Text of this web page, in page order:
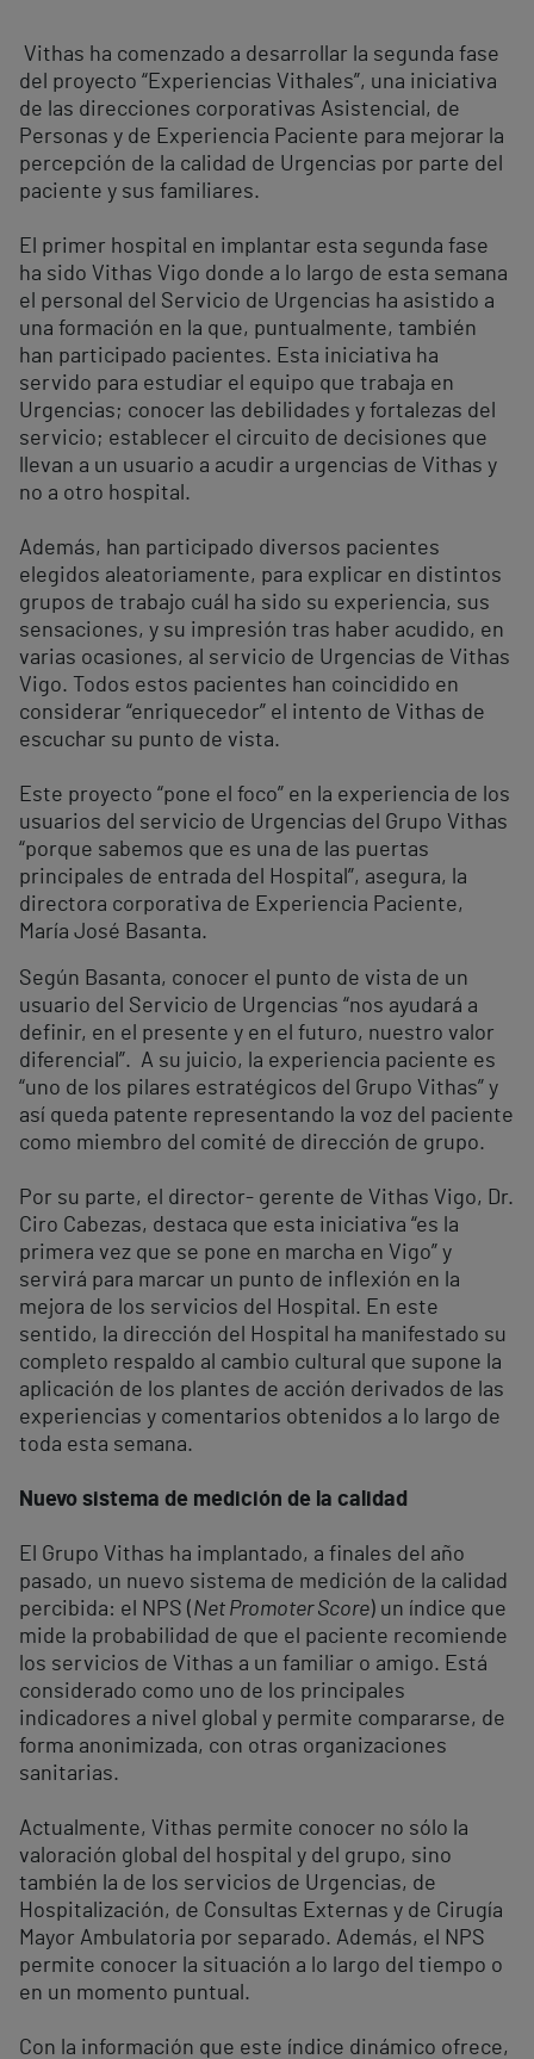
Vithas ha comenzado a desarrollar la segunda fase
del proyecto “Experiencias Vithales”, una iniciativa
de las direcciones corporativas Asistencial, de
Personas y de Experiencia Paciente para mejorar la
percepción de la calidad de Urgencias por parte del
paciente y sus familiares.
El primer hospital en implantar esta segunda fase
ha sido Vithas Vigo donde a lo largo de esta semana
el personal del Servicio de Urgencias ha asistido a
una formación en la que, puntualmente, también
han participado pacientes. Esta iniciativa ha
servido para estudiar el equipo que trabaja en
Urgencias; conocer las debilidades y fortalezas del
servicio; establecer el circuito de decisiones que
llevan a un usuario a acudir a urgencias de Vithas y
no a otro hospital.
Además, han participado diversos pacientes
elegidos aleatoriamente, para explicar en distintos
grupos de trabajo cuál ha sido su experiencia, sus
sensaciones, y su impresión tras haber acudido, en
varias ocasiones, al servicio de Urgencias de Vithas
Vigo. Todos estos pacientes han coincidido en
considerar “enriquecedor” el intento de Vithas de
escuchar su punto de vista.
Este proyecto “pone el foco” en la experiencia de los
usuarios del servicio de Urgencias del Grupo Vithas
“porque sabemos que es una de las puertas
principales de entrada del Hospital”, asegura, la
directora corporativa de Experiencia Paciente,
María José Basanta.
Según Basanta, conocer el punto de vista de un
usuario del Servicio de Urgencias “nos ayudará a
definir, en el presente y en el futuro, nuestro valor
diferencial”. A su juicio, la experiencia paciente es
“uno de los pilares estratégicos del Grupo Vithas” y
así queda patente representando la voz del paciente
como miembro del comité de dirección de grupo.
Por su parte, el director- gerente de Vithas Vigo, Dr.
Ciro Cabezas, destaca que esta iniciativa “es la
primera vez que se pone en marcha en Vigo” y
servirá para marcar un punto de inflexión en la
mejora de los servicios del Hospital. En este
sentido, la dirección del Hospital ha manifestado su
completo respaldo al cambio cultural que supone la
aplicación de los plantes de acción derivados de las
experiencias y comentarios obtenidos a lo largo de
toda esta semana.
Nuevo sistema de medición de la calidad
El Grupo Vithas ha implantado, a finales del año
pasado, un nuevo sistema de medición de la calidad
percibida: el NPS (Net Promoter Score) un índice que
mide la probabilidad de que el paciente recomiende
los servicios de Vithas a un familiar o amigo. Está
considerado como uno de los principales
indicadores a nivel global y permite compararse, de
forma anonimizada, con otras organizaciones
sanitarias.
Actualmente, Vithas permite conocer no sólo la
valoración global del hospital y del grupo, sino
también la de los servicios de Urgencias, de
Hospitalización, de Consultas Externas y de Cirugía
Mayor Ambulatoria por separado. Además, el NPS
permite conocer la situación a lo largo del tiempo o
en un momento puntual.
Con la información que este índice dinámico ofrece,